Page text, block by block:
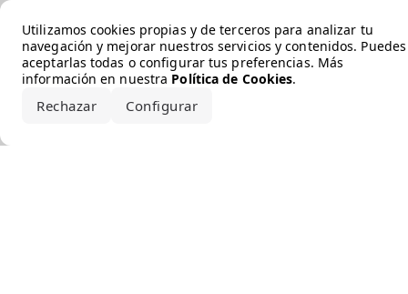
Utilizamos cookies propias y de terceros para analizar tu
navegación y mejorar nuestros servicios y contenidos. Puedes
aceptarlas todas o configurar tus preferencias. Más
información en nuestra Política de Cookies.
Rechazar Configurar
Error loading the brand